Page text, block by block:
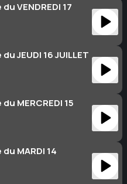
VENDREDI 17
JEUDI 16 JUILLET
MERCREDI 15
MARDI 14